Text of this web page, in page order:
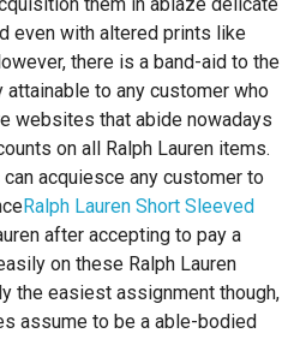
even with altered prints like
there is a band-aid to the
to any customer who
websites that abide nowadays
on all Ralph Lauren items.
acquiesce any customer to
Ralph Lauren Short Sleeved
after accepting to pay a
on these Ralph Lauren
the easiest assignment though,
assume to be a able-bodied